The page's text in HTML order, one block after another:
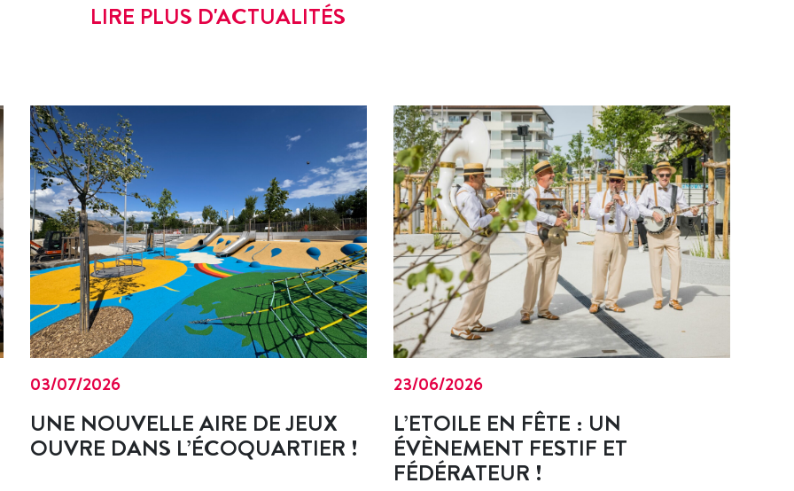
LIRE PLUS D'ACTUALITÉS
03/07/2026
UNE NOUVELLE AIRE DE JEUX
OUVRE DANS L’ÉCOQUARTIER !
23/06/2026
L’ETOILE EN FÊTE : UN
ÉVÈNEMENT FESTIF ET
FÉDÉRATEUR !